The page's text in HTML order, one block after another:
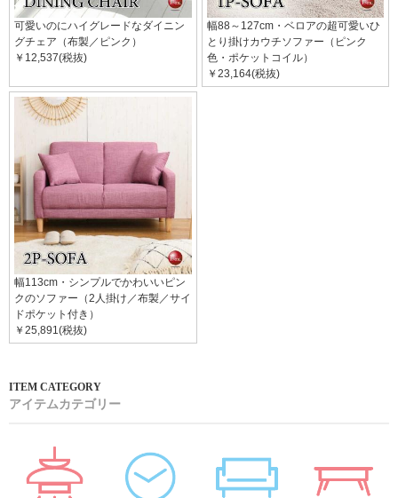
可愛いのにハイグレードなダイニン
グチェア（布製／ピンク）
￥12,537(税抜)
幅88～127cm・ベロアの超可愛いひ
とり掛けカウチソファー（ピンク
色・ポケットコイル）
￥23,164(税抜)
幅113cm・シンプルでかわいいピン
クのソファー（2人掛け／布製／サイ
ドポケット付き）
￥25,891(税抜)
アイテムカテゴリー